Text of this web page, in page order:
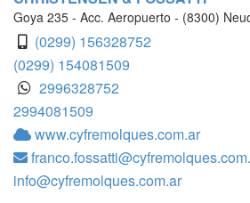
Goya 235 - Acc. Aeropuerto - (8300)
(0299) 156328752
(0299) 154081509
2996328752
2994081509
www.cyfremolques.com.ar
info@cyfremolques.com.ar